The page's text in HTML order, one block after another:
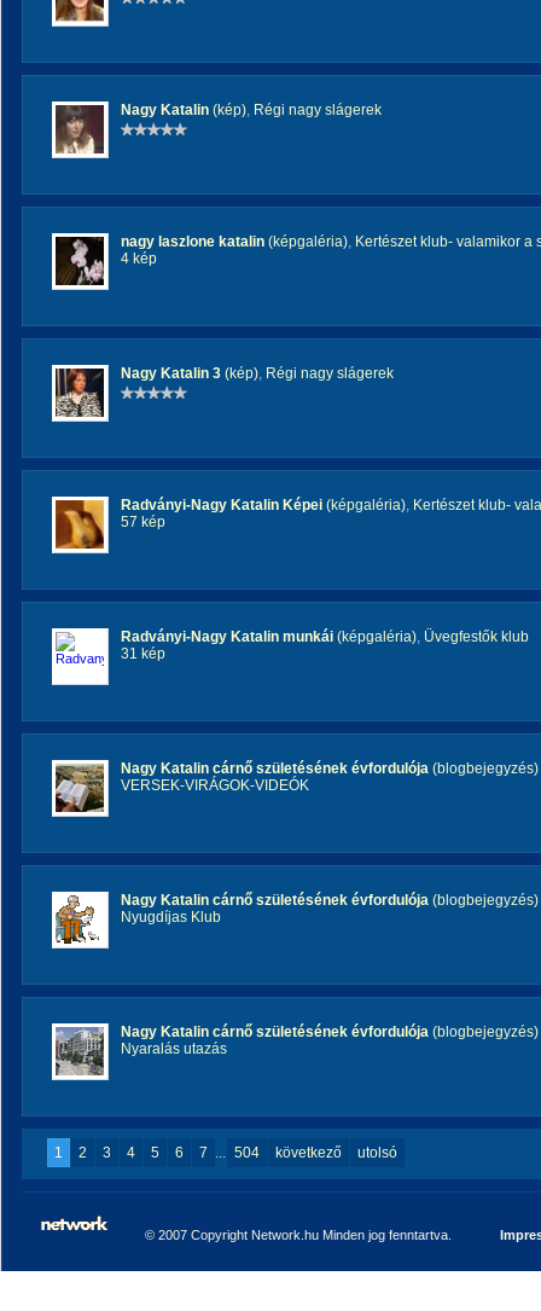
Nagy Katalin (kép), Régi nagy slágerek
nagy laszlone katalin (képgaléria), Kertészet klub- valamikor a
4 kép
Nagy Katalin 3 (kép), Régi nagy slágerek
Radványi-Nagy Katalin Képei (képgaléria), Kertészet klub-
57 kép
Radványi-Nagy Katalin munkái (képgaléria), Üvegfestők klub
31 kép
Nagy Katalin cárnő születésének évfordulója (blogbejegyzés)
VERSEK-VIRÁGOK-VIDEÓK
Nagy Katalin cárnő születésének évfordulója (blogbejegyzés)
Nyugdíjas Klub
Nagy Katalin cárnő születésének évfordulója (blogbejegyzés)
Nyaralás utazás
1 2 3 4 5 6 7 ... 504 következő utolsó
© 2007 Copyright Network.hu Minden jog fenntartva.